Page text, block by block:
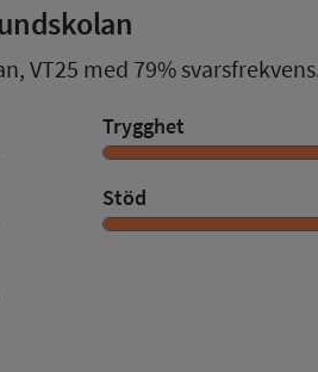
VT25 med 79%
Trygghet
Stöd